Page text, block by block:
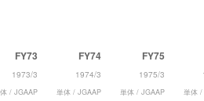
FY73
1973/3
/ JGAAP
FY74
1974/3
単体 / JGAAP
FY75
1975/3
単体 / JGAAP 単体